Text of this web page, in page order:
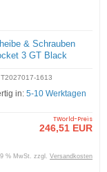
& Schrauben
3 GT Black
T2027017-1613
in: 5-10 Werktagen
TWorld-Preis
246,51 EUR
% MwSt. zzgl. Versandkosten